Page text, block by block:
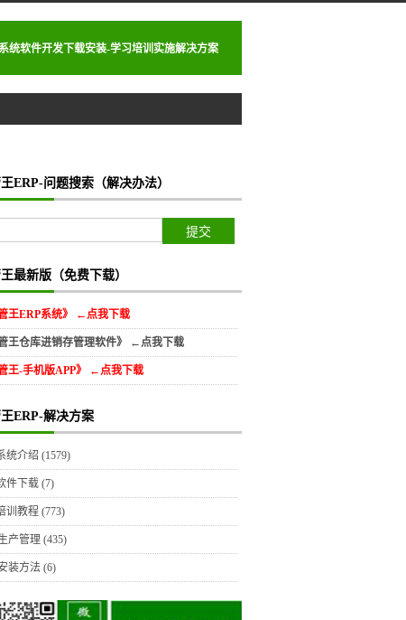
统软件开发下载安装-学习培训实施解决方案
ERP-问题搜索（解决办法）
最新版（免费下载）
管王ERP系统》 ←点我下载
管王仓库进销存管理软件》 ←点我下载
管王-手机版APP》 ←点我下载
ERP-解决方案
统介绍 (1579)
件下载 (7)
训教程 (773)
产管理 (435)
装方法 (6)